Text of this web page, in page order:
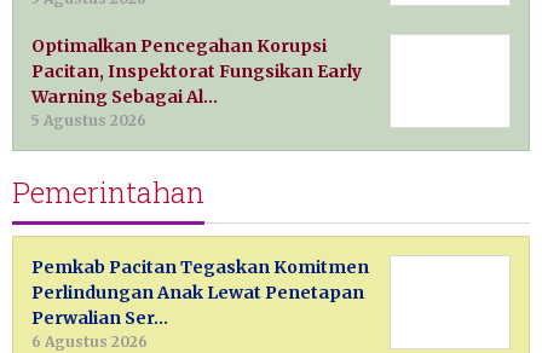
Optimalkan Pencegahan Korupsi
Pacitan, Inspektorat Fungsikan Early
Warning Sebagai Al…
5 Agustus 2026
Pemerintahan
Pemkab Pacitan Tegaskan Komitmen
Perlindungan Anak Lewat Penetapan
Perwalian Ser…
6 Agustus 2026